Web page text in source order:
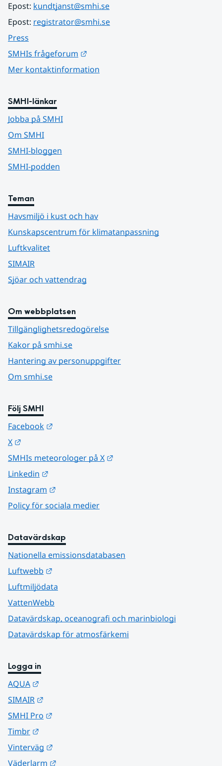
Epost: kundtjanst@smhi.se
Epost: registrator@smhi.se
Press
SMHIs frågeforum
Mer kontaktinformation
SMHI-länkar
Jobba på SMHI
Om SMHI
SMHI-bloggen
SMHI-podden
Teman
Havsmiljö i kust och hav
Kunskapscentrum för klimatanpassning
Luftkvalitet
SIMAIR
Sjöar och vattendrag
Om webbplatsen
Tillgänglighetsredogörelse
Kakor på smhi.se
Hantering av personuppgifter
Om smhi.se
Följ SMHI
Facebook
X
SMHIs meteorologer på X
Linkedin
Instagram
Policy för sociala medier
Datavärdskap
Nationella emissionsdatabasen
Luftwebb
Luftmiljödata
VattenWebb
Datavärdskap, oceanografi och marinbiologi
Datavärdskap för atmosfärkemi
Logga in
AQUA
SIMAIR
SMHI Pro
Timbr
Vinterväg
Väderlarm